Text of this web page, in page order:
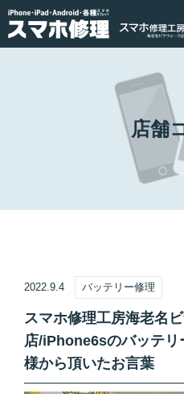
店舗
2022.9.4 バッテリー修理
スマホ修理工房海老名
店/iPhone6sのバッテ
様から頂いたお言葉